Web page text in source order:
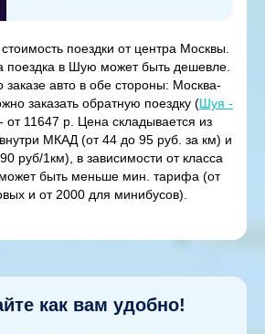
поездки от центра Москвы.
поездка в Шую может быть дешевле.
авто в обе стороны: Москва-
заказать обратную поездку (Шуя -
от 11647 р. Цена складывается из
МКАД (от 44 до 95 руб. за км) и
руб/1км), в зависимости от класса
быть меньше мин. тарифа (от
и от 2000 для минибусов).
как вам удобно!